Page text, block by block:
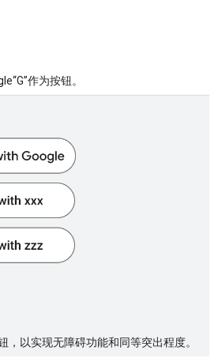
作为按钮。
，以实现无障碍功能和同等突出程度。